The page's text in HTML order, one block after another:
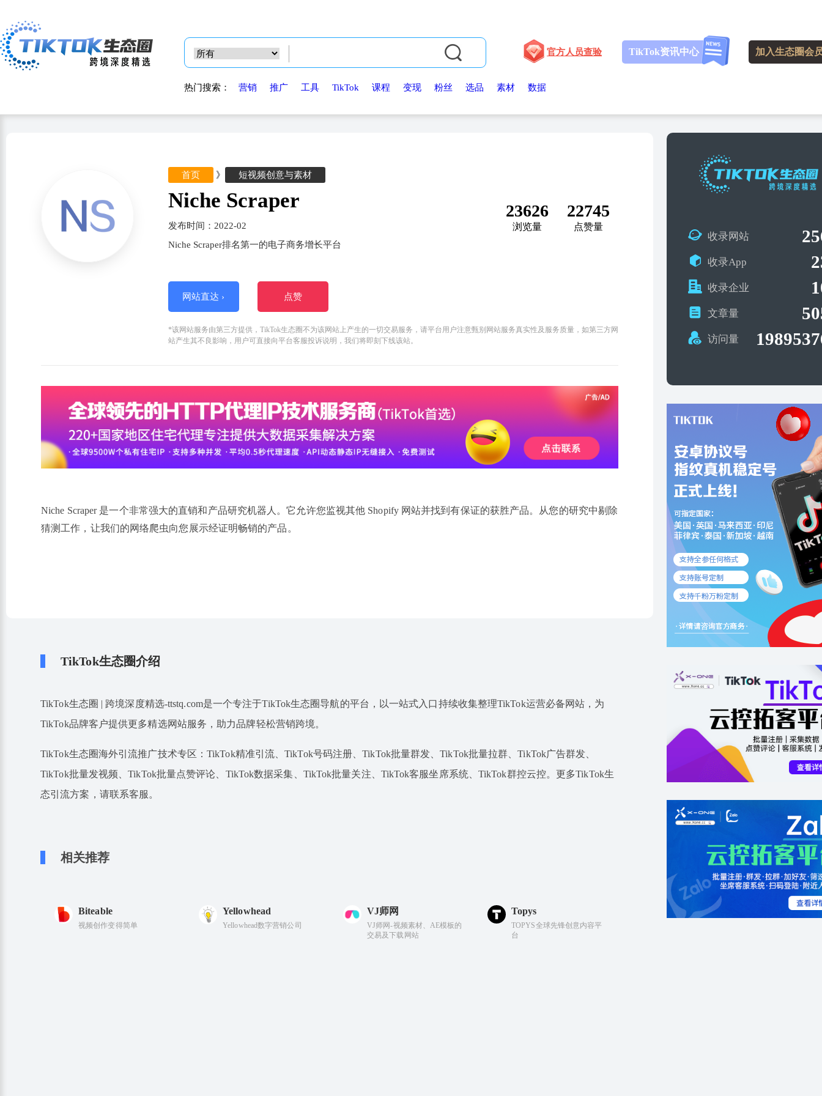
热门搜索： 营销 推广 工具 TikTok 课程 变现 粉丝 选品 素材 数据
官方人员查验 TikTok资讯中心 加入生态圈会
首页 》 短视频创意与素材
Niche Scraper
发布时间：2022-02
Niche Scraper排名第一的电子商务增长平台
23626
浏览量
22745
点赞量
网站直达 › 点赞
*该网站服务由第三方提供，TikTok生态圈不为该网站上产生的一切交易服务，请平台用户注意甄别网站服务真实性及服务质量，如第三方网
站产生其不良影响，用户可直接向平台客服投诉说明，我们将即刻下线该站。
Niche Scraper 是一个非常强大的直销和产品研究机器人。它允许您监视其他 Shopify 网站并找到有保证的获胜产品。从您的研究中剔除
猜测工作，让我们的网络爬虫向您展示经证明畅销的产品。
TikTok生态圈介绍
TikTok生态圈 | 跨境深度精选-ttstq.com是一个专注于TikTok生态圈导航的平台，以一站式入口持续收集整理TikTok运营必备网站，为
TikTok品牌客户提供更多精选网站服务，助力品牌轻松营销跨境。
TikTok生态圈海外引流推广技术专区：TikTok精准引流、TikTok号码注册、TikTok批量群发、TikTok批量拉群、TikTok广告群发、
TikTok批量发视频、TikTok批量点赞评论、TikTok数据采集、TikTok批量关注、TikTok客服坐席系统、TikTok群控云控。更多TikTok生
态引流方案，请联系客服。
相关推荐
Biteable
视频创作变得简单
Yellowhead
Yellowhead数字营销公司
VJ师网
VJ师网-视频素材、AE模板的
交易及下载网站
Topys
TOPYS全球先锋创意内容平
台
收录网站
收录App
收录企业
文章量
访问量